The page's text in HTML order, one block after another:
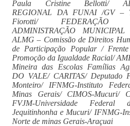
Paula Cristine Bellotti/
REGIONAL DA FUNAI /GV –
Fiorotti/ FEDERAÇÃO
ADMINISTRAÇÃO
ALMG – Comissão de Direitos
de Participação Popular /
Promoção da Igualdade Racial/
Mineira das Escolas Famílias
DO VALE/ CARITAS/ Deputado
Monteiro/ IFNMG-Instituto
Minas Gerais/ CIMOS-Mucuri/
FVJM-Universidade
Jequitinhonha e Mucuri/ IFNMG-
Norte de minas Gerais-Araçuai